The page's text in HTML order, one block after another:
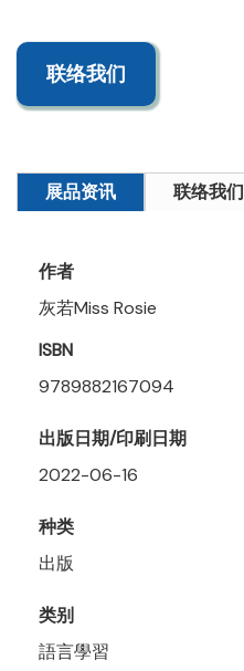
联络我们
展品资讯 联络我们
作者
灰若Miss Rosie
ISBN
9789882167094
出版日期/印刷日期
2022-06-16
种类
出版
类别
語言學習